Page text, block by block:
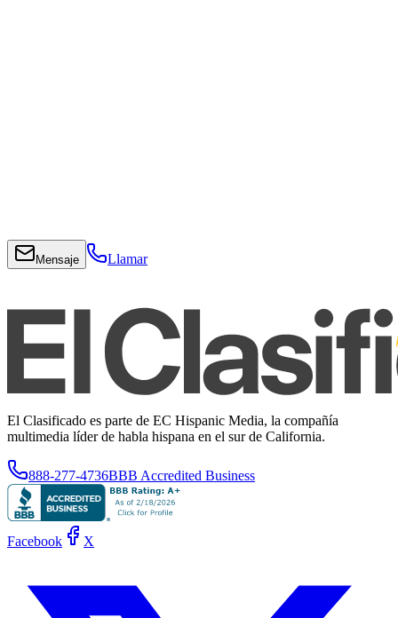
Mensaje Llamar
El Clasificado es parte de EC Hispanic Media, la compañía
multimedia líder de habla hispana en el sur de California.
888-277-4736BBB Accredited Business
Facebook X